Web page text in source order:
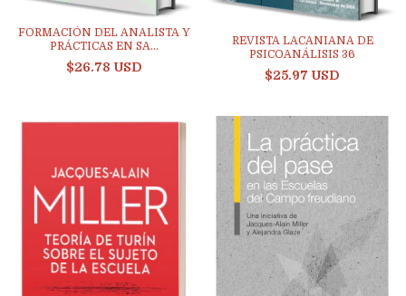
FORMACIÓN DEL ANALISTA Y
PRÁCTICAS EN SA...
$26.78 USD
REVISTA LACANIANA DE
PSICOANÁLISIS 36
$25.97 USD